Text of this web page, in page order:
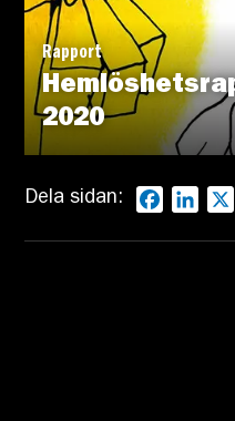
Rapport
2020
Dela sidan: Facebook